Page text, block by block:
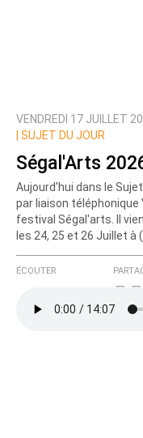
Prévenez-moi de
VENDREDI 17 JUILLET
SUJET DU JOUR
Ségal'Arts
Aujourd'hui dans le
par liaison
festival Ségal'arts. Il
les 24, 25 et 26 Juillet à
ÉCOUTER